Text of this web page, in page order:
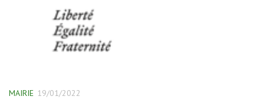
MAIRIE 19/01/2022